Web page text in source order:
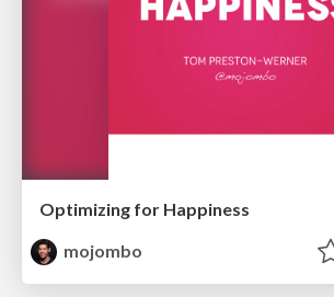
Optimizing for Happiness
mojombo